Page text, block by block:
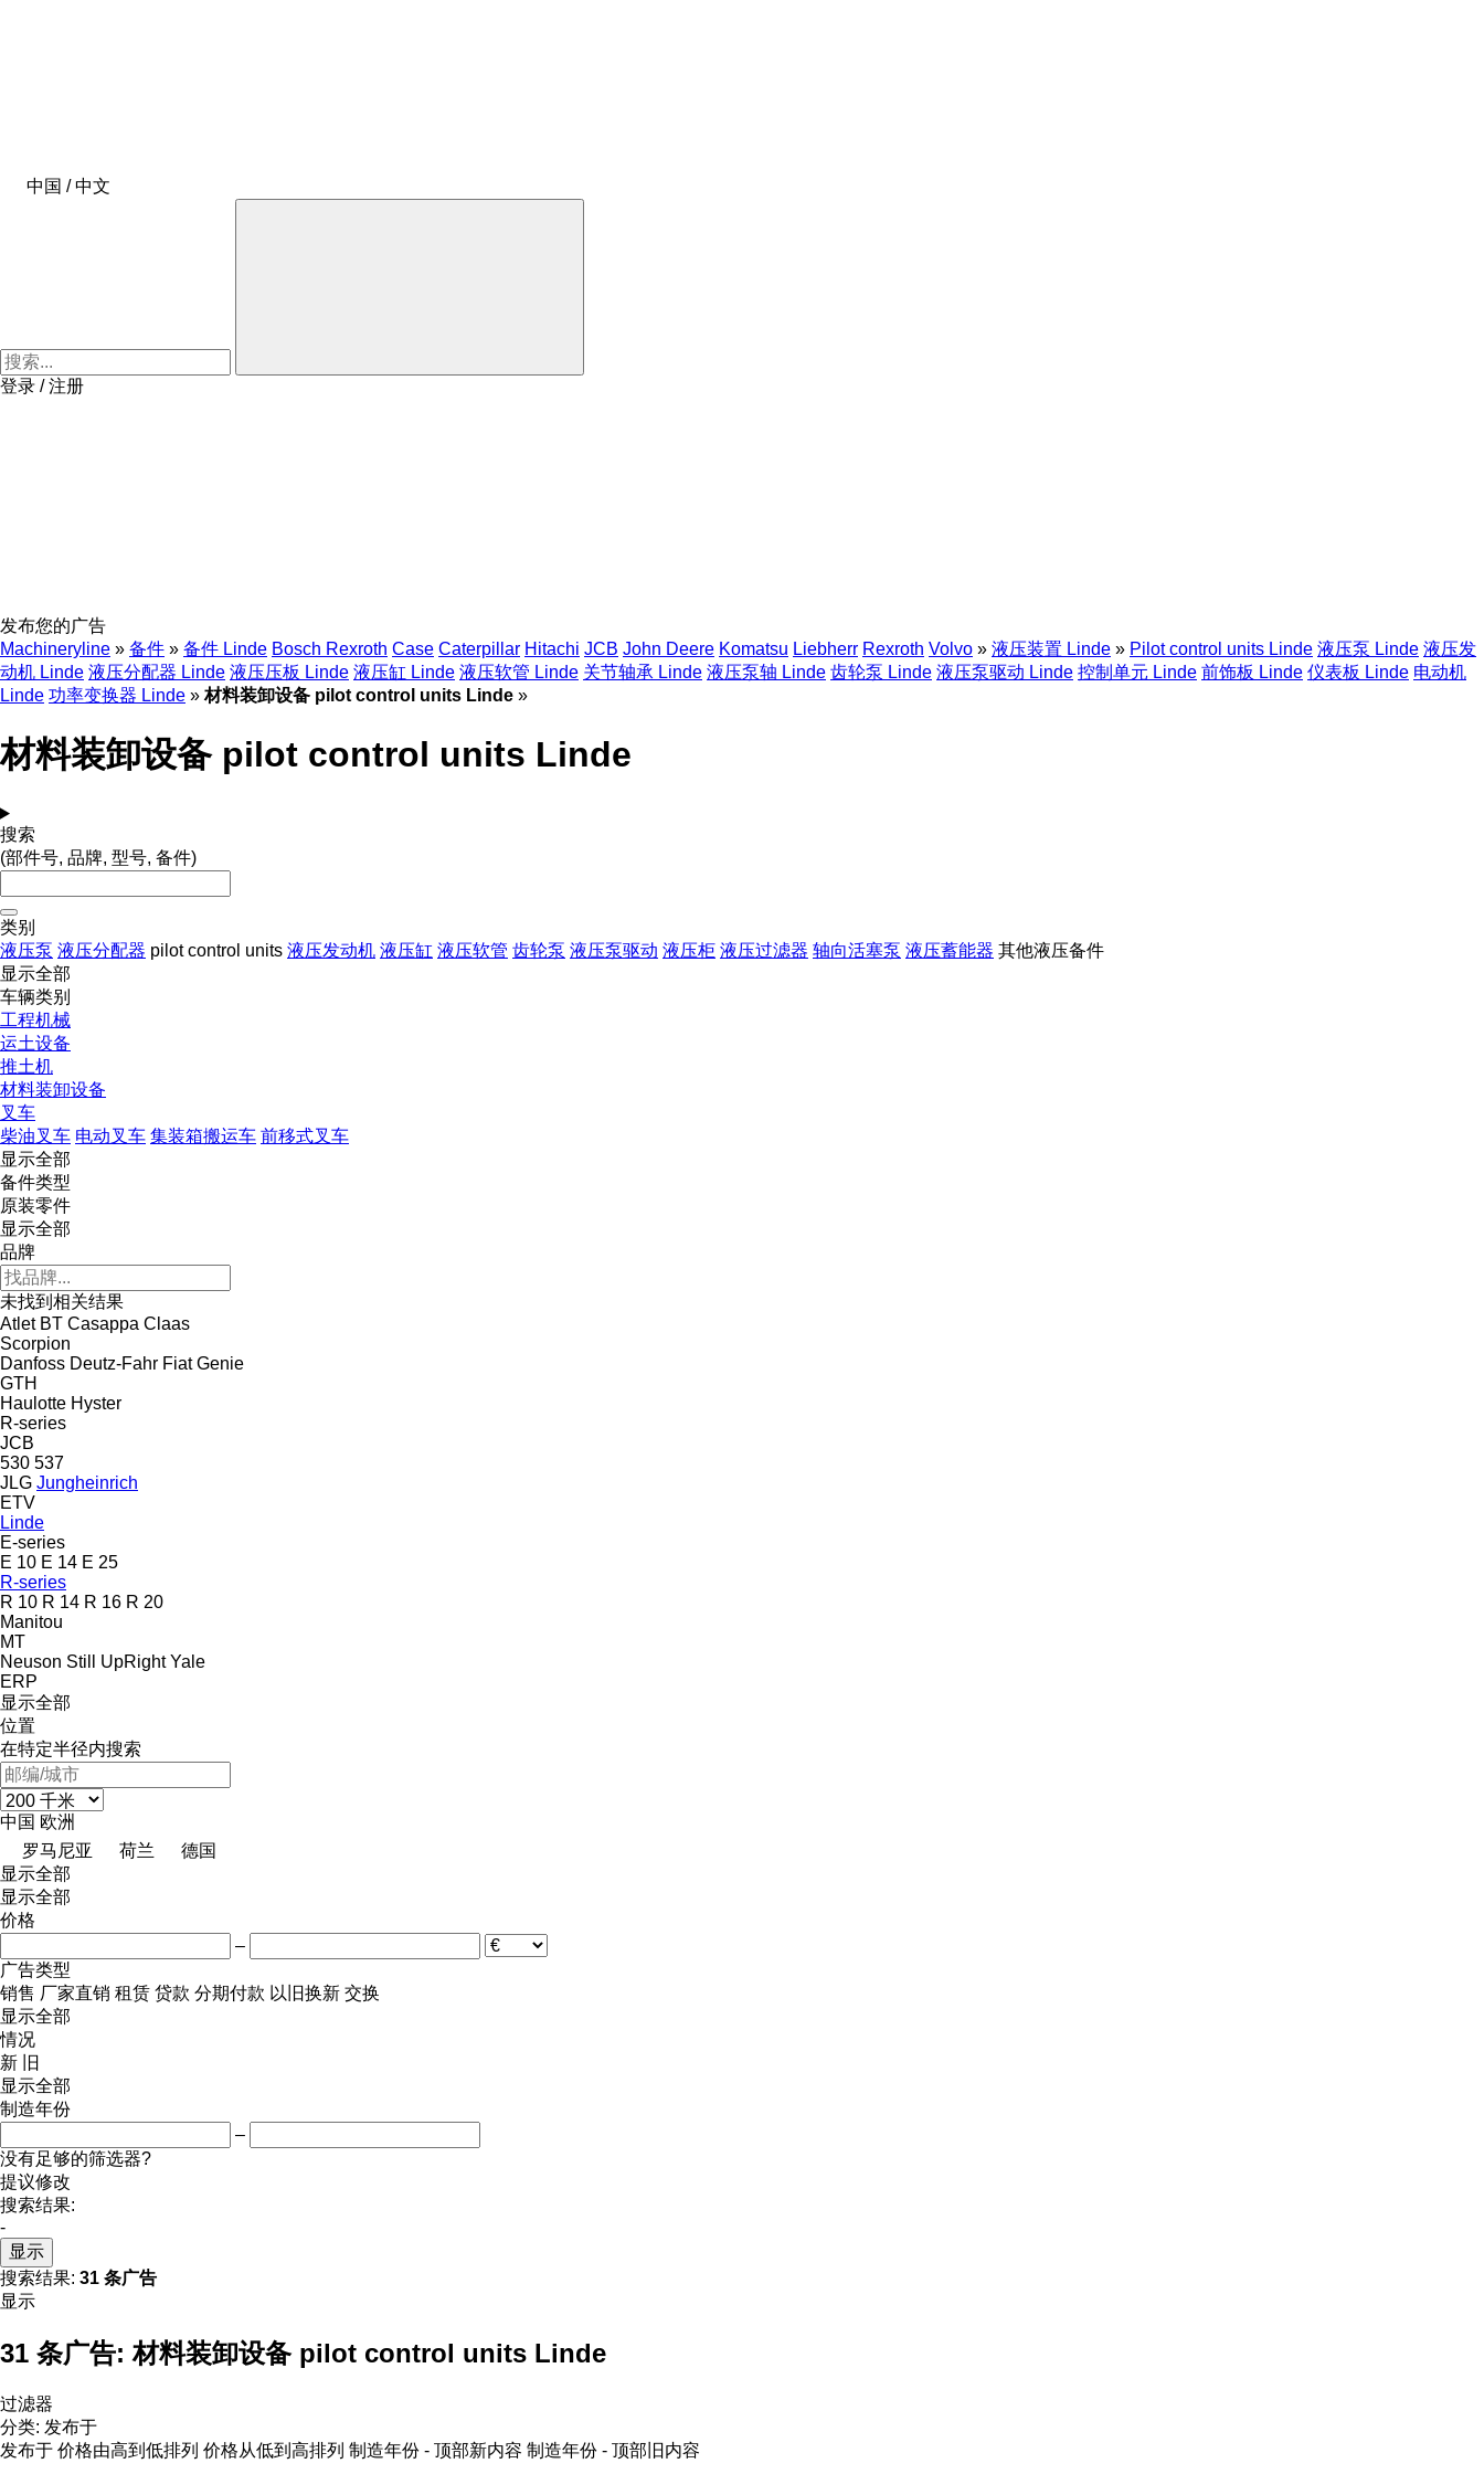
中国 / 中文
登录 / 注册
发布您的广告
Machineryline » 备件 » 备件 Linde Bosch Rexroth Case Caterpillar Hitachi JCB John Deere Komatsu Liebherr Rexroth Volvo » 液压装置 Linde » Pilot control units Linde 液压泵 Linde 液压发
动机 Linde 液压分配器 Linde 液压压板 Linde 液压缸 Linde 液压软管 Linde 关节轴承 Linde 液压泵轴 Linde 齿轮泵 Linde 液压泵驱动 Linde 控制单元 Linde 前饰板 Linde 仪表板 Linde 电动机
Linde 功率变换器 Linde » 材料装卸设备 pilot control units Linde »
材料装卸设备 pilot control units Linde
搜索
(部件号, 品牌, 型号, 备件)
类别
液压泵 液压分配器 pilot control units 液压发动机 液压缸 液压软管 齿轮泵 液压泵驱动 液压柜 液压过滤器 轴向活塞泵 液压蓄能器 其他液压备件
显示全部
车辆类别
工程机械
运土设备
推土机
材料装卸设备
叉车
柴油叉车 电动叉车 集装箱搬运车 前移式叉车
显示全部
备件类型
原装零件
显示全部
品牌
未找到相关结果
Atlet BT Casappa Claas
Scorpion
Danfoss Deutz-Fahr Fiat Genie
GTH
Haulotte Hyster
R-series
JCB
530 537
JLG Jungheinrich
ETV
Linde
E-series
E 10 E 14 E 25
R-series
R 10 R 14 R 16 R 20
Manitou
MT
Neuson Still UpRight Yale
ERP
显示全部
位置
在特定半径内搜索
中国 欧洲
罗马尼亚
荷兰
德国
显示全部
显示全部
价格
–
广告类型
销售 厂家直销 租赁 贷款 分期付款 以旧换新 交换
显示全部
情况
新
旧
显示全部
制造年份
–
没有足够的筛选器?
提议修改
搜索结果:
-
显示
搜索结果: 31 条广告
显示
31 条广告:材料装卸设备 pilot control units Linde
过滤器
分类: 发布于
发布于 价格由高到低排列 价格从低到高排列 制造年份 - 顶部新内容 制造年份 - 顶部旧内容